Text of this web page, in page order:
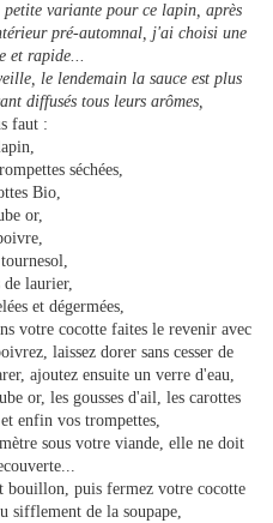
variante pour ce lapin, après
pré-automnal, j'ai choisi une
et rapide...
le lendemain la sauce est plus
diffusés tous leurs arômes,
faut :
séchées,
Bio,
or,
laurier,
et dégermées,
votre cocotte faites le revenir avec
laissez dorer sans cesser de
ajoutez ensuite un verre d'eau,
or, les gousses d'ail, les carottes
enfin vos trompettes,
sous votre viande, elle ne doit
bouillon, puis fermez votre cocotte
sifflement de la soupape,